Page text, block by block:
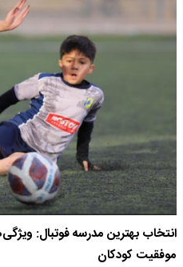
انتخاب بهترین مدرسه فوتبال:
موفقیت کودکان